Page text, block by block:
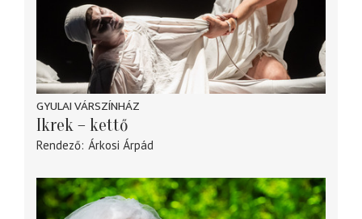
GYULAI VÁRSZÍNHÁZ
Ikrek – kettő
Rendező Árkosi Árpád